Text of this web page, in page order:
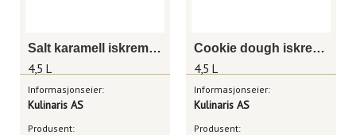
Salt karamell iskrem 4,5 liter
4,5 L
Informasjonseier:
Kulinaris AS
Produsent:
Cookie dough iskrem 4,5 liter
4,5 L
Informasjonseier:
Kulinaris AS
Produsent: